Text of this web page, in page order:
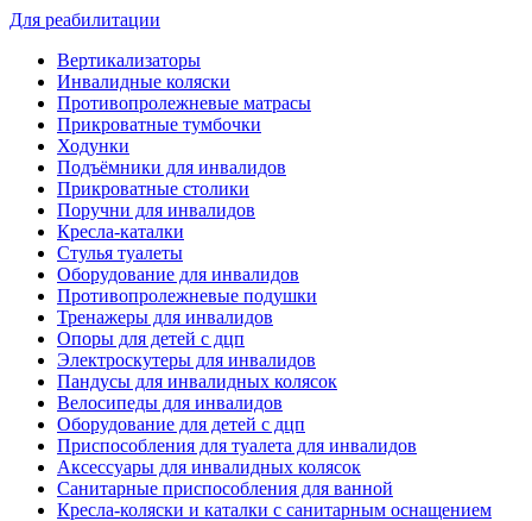
Для реабилитации
Вертикализаторы
Инвалидные коляски
Противопролежневые матрасы
Прикроватные тумбочки
Ходунки
Подъёмники для инвалидов
Прикроватные столики
Поручни для инвалидов
Кресла-каталки
Стулья туалеты
Оборудование для инвалидов
Противопролежневые подушки
Тренажеры для инвалидов
Опоры для детей с дцп
Электроскутеры для инвалидов
Пандусы для инвалидных колясок
Велосипеды для инвалидов
Оборудование для детей с дцп
Приспособления для туалета для инвалидов
Аксессуары для инвалидных колясок
Санитарные приспособления для ванной
Кресла-коляски и каталки с санитарным оснащением